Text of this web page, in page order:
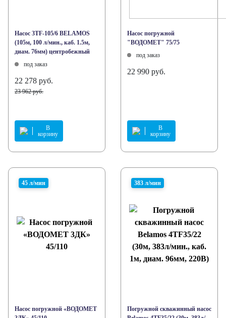
Насос 3TF-105/6 BELAMOS
(105м, 100 л/мин., каб. 1.5м,
диам. 76мм) центробежный
под заказ
22 278 руб.
23 962 руб.
В
корзину
Насос погружной
"ВОДОМЕТ" 75/75
под заказ
22 990 руб.
В
корзину
45 л/мин
Насос погружной «ВОДОМЕТ
383 л/мин
Погружной скважинный насос